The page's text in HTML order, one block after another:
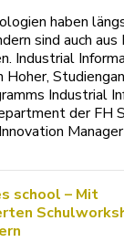
haben
sind auch
Industrial
Hoher,
Industrial
der FH
school – Mit